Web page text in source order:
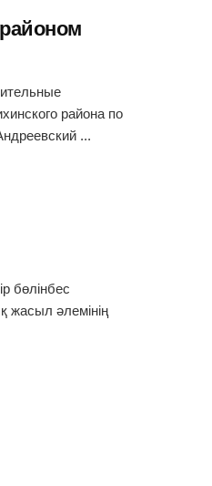
района по
...
бөлінбес
жасыл әлемінің